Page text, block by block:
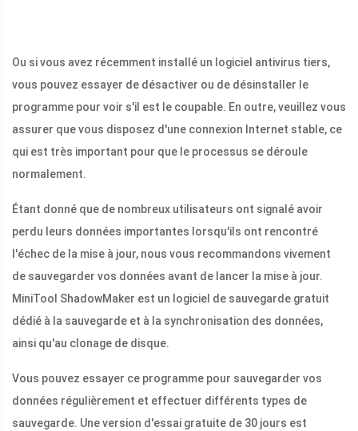
Ou si vous avez récemment installé un logiciel antivirus tiers,
vous pouvez essayer de désactiver ou de désinstaller le
programme pour voir s'il est le coupable. En outre, veuillez vous
assurer que vous disposez d'une connexion Internet stable, ce
qui est très important pour que le processus se déroule
normalement.
Étant donné que de nombreux utilisateurs ont signalé avoir
perdu leurs données importantes lorsqu'ils ont rencontré
l'échec de la mise à jour, nous vous recommandons vivement
de sauvegarder vos données avant de lancer la mise à jour.
MiniTool ShadowMaker est un logiciel de sauvegarde gratuit
dédié à la sauvegarde et à la synchronisation des données,
ainsi qu'au clonage de disque.
Vous pouvez essayer ce programme pour sauvegarder vos
données régulièrement et effectuer différents types de
sauvegarde. Une version d'essai gratuite de 30 jours est